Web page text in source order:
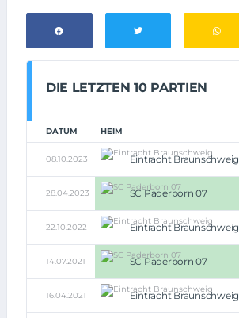
DIE LETZTEN 10 PARTIEN
DATUM HEIM
08.10.2023 Eintracht Braunschweig
28.04.2023 SC Paderborn 07
22.10.2022 Eintracht Braunschweig
14.07.2021 SC Paderborn 07
16.04.2021 Eintracht Braunschweig